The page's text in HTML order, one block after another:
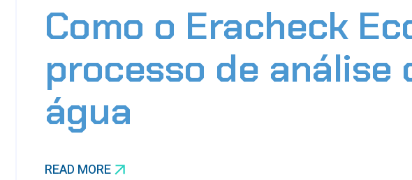
Como o Eracheck
processo de análise
água
READ MORE